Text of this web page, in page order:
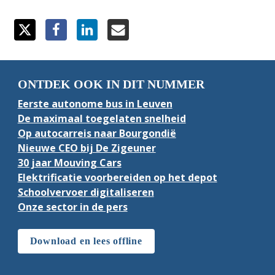
ONTDEK OOK IN DIT NUMMER
Eerste autonome bus in Leuven
De maximaal toegelaten snelheid
Op autocarreis naar Bourgondië
Nieuwe CEO bij De Zigeuner
30 jaar Mouving Cars
Elektrificatie voorbereiden op het depot
Schoolvervoer digitaliseren
Onze sector in de pers
Download en lees offline